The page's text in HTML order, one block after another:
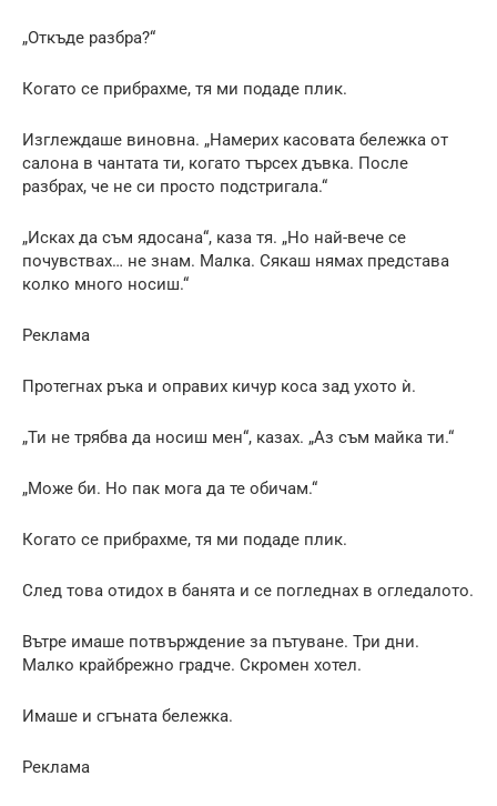
„Откъде разбра?“
Когато се прибрахме, тя ми подаде плик.
Изглеждаше виновна. „Намерих касовата бележка от
салона в чантата ти, когато търсех дъвка. После
разбрах, че не си просто подстригала.“
„Исках да съм ядосана“, каза тя. „Но най-вече се
почувствах… не знам. Малка. Сякаш нямах представа
колко много носиш.“
Реклама
Протегнах ръка и оправих кичур коса зад ухото ѝ.
„Ти не трябва да носиш мен“, казах. „Аз съм майка ти.“
„Може би. Но пак мога да те обичам.“
Когато се прибрахме, тя ми подаде плик.
След това отидох в банята и се погледнах в огледалото.
Вътре имаше потвърждение за пътуване. Три дни.
Малко крайбрежно градче. Скромен хотел.
Имаше и сгъната бележка.
Реклама